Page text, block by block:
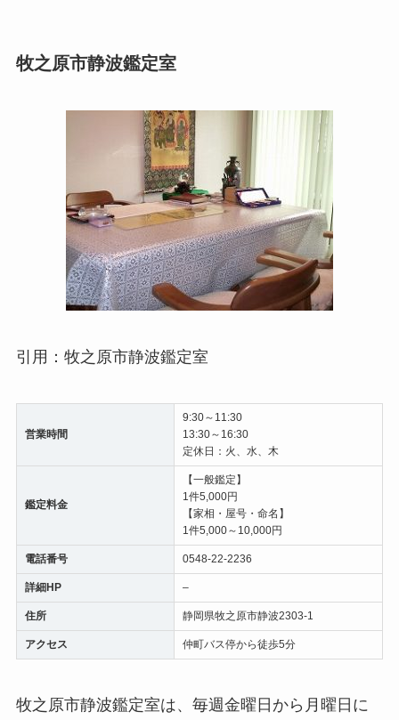
牧之原市静波鑑定室
引用：牧之原市静波鑑定室
営業時間
9:30～11:30
13:30～16:30
定休日：火、水、木
鑑定料金
【一般鑑定】
1件5,000円
【家相・屋号・命名】
1件5,000～10,000円
電話番号 0548-22-2236
詳細HP –
住所 静岡県牧之原市静波2303-1
アクセス 仲町バス停から徒歩5分
牧之原市静波鑑定室は、毎週金曜日から月曜日に